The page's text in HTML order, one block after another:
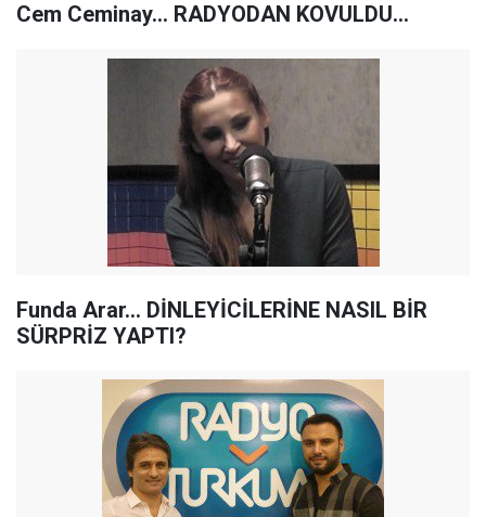
Cem Ceminay... RADYODAN KOVULDU...
Funda Arar... DİNLEYİCİLERİNE NASIL BİR
SÜRPRİZ YAPTI?